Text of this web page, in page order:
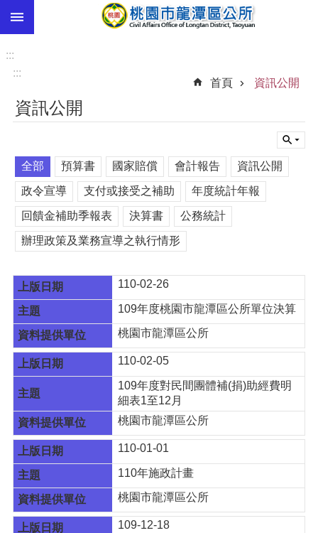
跳到主要內容區塊
進
階
本
區
介
紹
訊
息
公
告
生
便
民
資
訊
關
通
訊
錄
:::
:::
首頁
資訊公開
資訊公開
全部 預算書 國家賠償 會計報告 資訊公開
政令宣導 支付或接受之補助 年度統計年報
回饋金補助季報表 決算書 公務統計
辦理政策及業務宣導之執行情形
110-02-26
109年度桃園市龍潭區公所單位決算
桃園市龍潭區公所
110-02-05
109年度對民間團體補(捐)助經費明
細表1至12月
桃園市龍潭區公所
110-01-01
110年施政計畫
桃園市龍潭區公所
109-12-18